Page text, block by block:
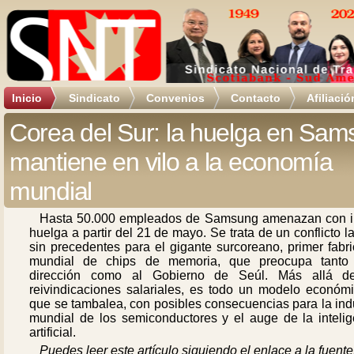
Inicio Sindicato Convenios Contacto
Corea del Sur: la huelga en
mantiene en vilo a la economía
mundial
Hasta 50.000 empleados de Samsung amenazan con
huelga a partir del 21 de mayo. Se trata de un conflicto
sin precedentes para el gigante surcoreano, primer
mundial de chips de memoria, que preocupa
dirección como al Gobierno de Seúl. Más allá
reivindicaciones salariales, es todo un modelo
que se tambalea, con posibles consecuencias para la
mundial de los semiconductores y el auge de la
artificial.
Puedes leer este artículo siguiendo el enlace a la